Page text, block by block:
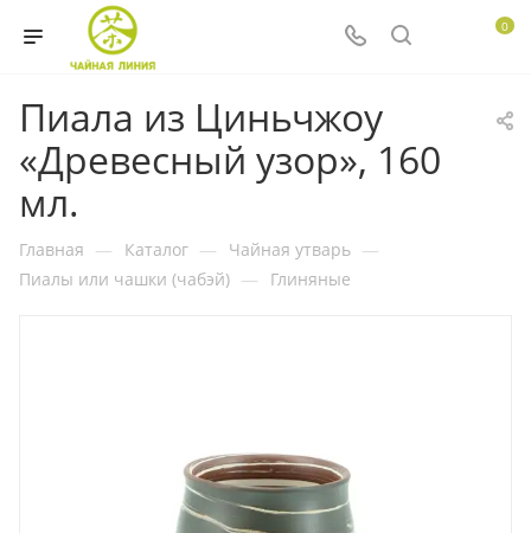
0
Пиала из Циньчжоу
«Древесный узор», 160
мл.
Главная — Каталог — Чайная утварь —
Пиалы или чашки (чабэй) — Глиняные